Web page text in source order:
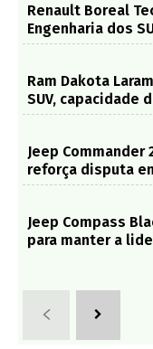
Renault Boreal
Engenharia dos
Ram Dakota
SUV, capacidade
Jeep
reforça disputa
Jeep Compass
para manter a